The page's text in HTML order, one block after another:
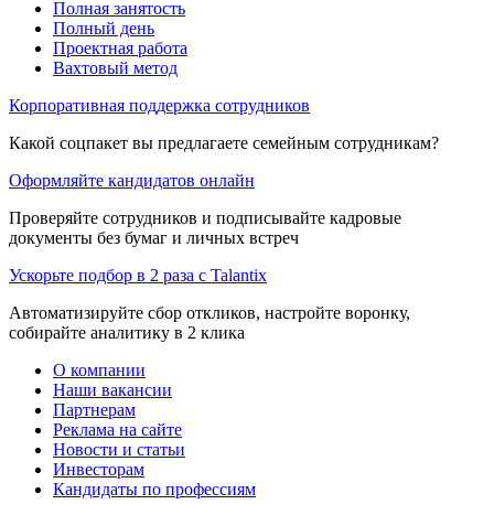
Полная занятость
Полный день
Проектная работа
Вахтовый метод
Корпоративная поддержка сотрудников
Какой соцпакет вы предлагаете семейным сотрудникам?
Оформляйте кандидатов онлайн
Проверяйте сотрудников и подписывайте кадровые
документы без бумаг и личных встреч
Ускорьте подбор в 2 раза с Talantix
Автоматизируйте сбор откликов, настройте воронку,
собирайте аналитику в 2 клика
О компании
Наши вакансии
Партнерам
Реклама на сайте
Новости и статьи
Инвесторам
Кандидаты по профессиям